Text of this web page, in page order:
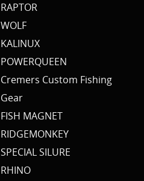
RAPTOR
WOLF
KALINUX
POWERQUEEN
Cremers Custom Fishing
Gear
FISH MAGNET
RIDGEMONKEY
SPECIAL SILURE
RHINO